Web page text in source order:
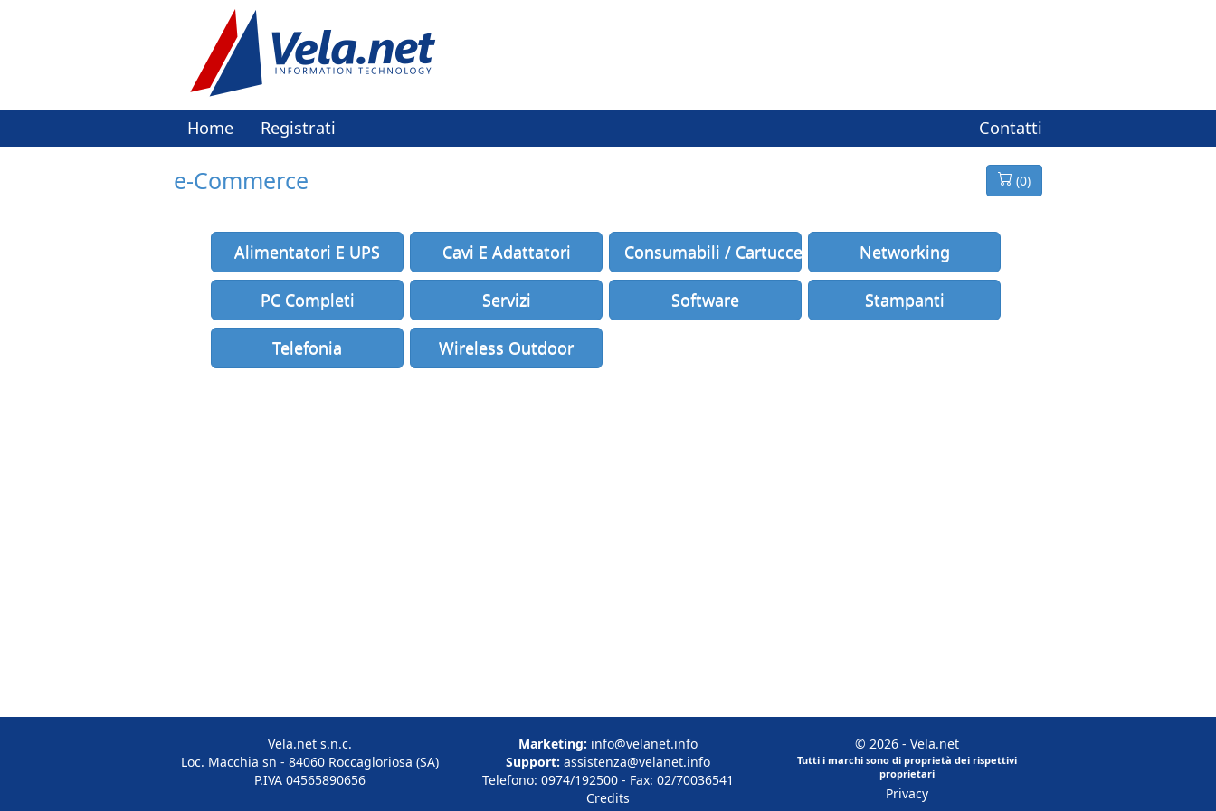
Home Registrati Contatti
e-Commerce (0)
Alimentatori E UPS Cavi E Adattatori Consumabili / Cartucce Networking
PC Completi Servizi Software Stampanti
Telefonia Wireless Outdoor
Vela.net s.n.c.
Loc. Macchia sn - 84060 Roccagloriosa (SA)
P.IVA 04565890656
Marketing: info@velanet.info
Support: assistenza@velanet.info
Telefono: 0974/192500 - Fax: 02/70036541
Credits
© 2026 - Vela.net
Tutti i marchi sono di proprietà dei rispettivi
proprietari
Privacy